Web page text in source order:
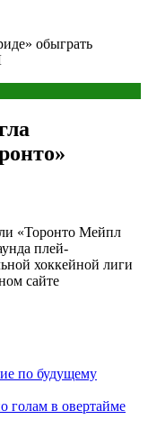
обыграть
«Торонто Мейпл
плей-
хоккейной лиги
сайте
по будущему
в овертайме